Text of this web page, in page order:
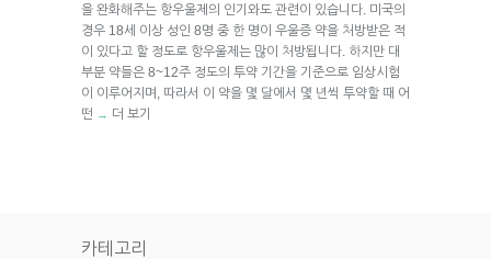
을 완화해주는 항우울제의 인기와도 관련이 있습니다. 미국의
경우 18세 이상 성인 8명 중 한 명이 우울증 약을 처방받은 적
이 있다고 할 정도로 항우울제는 많이 처방됩니다. 하지만 대
부분 약들은 8~12주 정도의 투약 기간을 기준으로 임상시험
이 이루어지며, 따라서 이 약을 몇 달에서 몇 년씩 투약할 때 어
떤 → 더 보기
카테고리